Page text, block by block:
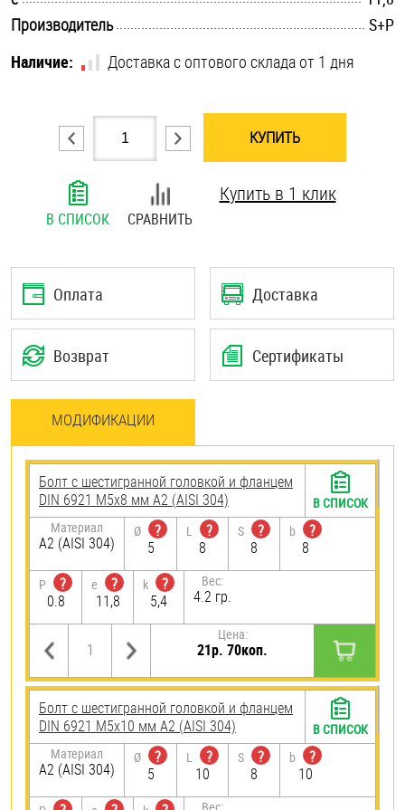
Шплинты
Штифты и пальцы
Производитель
S+P
Наличие:
Доставка с оптового склада от 1 дня
КУПИТЬ
В СПИСОК СРАВНИТЬ
Купить в 1 клик
Оплата Доставка
Возврат Сертификаты
МОДИФИКАЦИИ
Болт с шестигранной головкой и фланцем
DIN 6921 М5х8 мм А2 (AISI 304)
Материал
А2 (AISI 304)
Ø
?
5
L
?
8
S
?
8
b
?
8
P
?
0.8
e
?
11,8
k
?
5,4
Вес:
4.2 гр.
Цена:
21р. 70коп.
В СПИСОК
Болт с шестигранной головкой и фланцем
DIN 6921 М5х10 мм А2 (AISI 304)
Материал
А2 (AISI 304)
Ø
?
5
L
?
10
S
?
8
b
?
10
В СПИСОК